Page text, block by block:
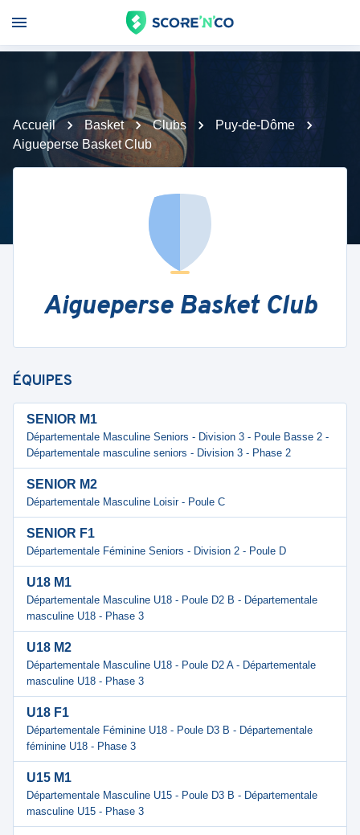
Accueil Basket Clubs
Puy-de-Dôme
Aigueperse Basket Club
Aigueperse Basket Club
ÉQUIPES
SENIOR M1
Départementale Masculine Seniors - Division 3 - Poule Basse 2 -
Départementale masculine seniors - Division 3 - Phase 2
SENIOR M2
Départementale Masculine Loisir - Poule C
SENIOR F1
Départementale Féminine Seniors - Division 2 - Poule D
U18 M1
Départementale Masculine U18 - Poule D2 B - Départementale
masculine U18 - Phase 3
U18 M2
Départementale Masculine U18 - Poule D2 A - Départementale
masculine U18 - Phase 3
U18 F1
Départementale Féminine U18 - Poule D3 B - Départementale
féminine U18 - Phase 3
U15 M1
Départementale Masculine U15 - Poule D3 B - Départementale
masculine U15 - Phase 3